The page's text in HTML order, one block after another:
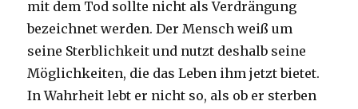
mit dem Tod sollte nicht als Verdrängung
bezeichnet werden. Der Mensch weiß um
seine Sterblichkeit und nutzt deshalb seine
Möglichkeiten, die das Leben ihm jetzt bietet.
In Wahrheit lebt er nicht so, als ob er sterben